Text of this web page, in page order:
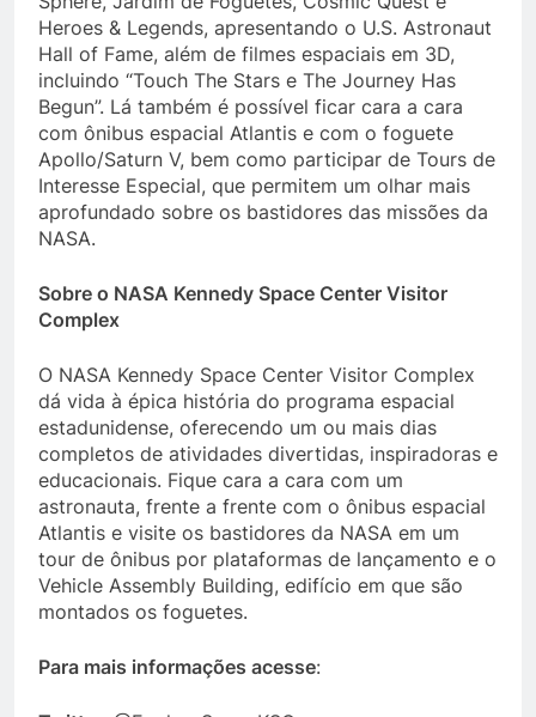
Heroes & Legends, apresentando o U.S. Astronaut
Hall of Fame, além de filmes espaciais em 3D,
incluindo “Touch The Stars e The Journey Has
Begun”. Lá também é possível ficar cara a cara
com ônibus espacial Atlantis e com o foguete
Apollo/Saturn V, bem como participar de Tours de
Interesse Especial, que permitem um olhar mais
aprofundado sobre os bastidores das missões da
NASA.
Sobre o NASA Kennedy Space Center Visitor
Complex
O NASA Kennedy Space Center Visitor Complex
dá vida à épica história do programa espacial
estadunidense, oferecendo um ou mais dias
completos de atividades divertidas, inspiradoras e
educacionais. Fique cara a cara com um
astronauta, frente a frente com o ônibus espacial
Atlantis e visite os bastidores da NASA em um
tour de ônibus por plataformas de lançamento e o
Vehicle Assembly Building, edifício em que são
montados os foguetes.
Para mais informações acesse: